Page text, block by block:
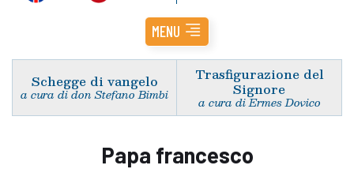
MENU
Schegge di vangelo
a cura di don Stefano Bimbi
Trasfigurazione del
Signore
a cura di Ermes Dovico
Papa francesco